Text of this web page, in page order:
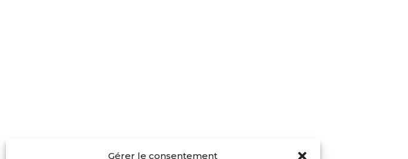
Gérer le consentement